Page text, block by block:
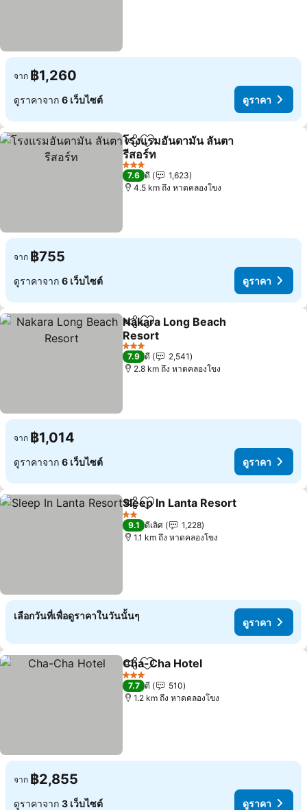
จาก ฿1,260
ดูราคาจาก 6 เว็บไซต์ ดูราคา
แชร์ เพิ่มในรายการโปรด
โรงแรมอันดามัน ลันตา
รีสอร์ท
ดูราคา
3 ดาว
7.6 ดี
1,623
4.5 km ถึง หาดคลองโขง
จาก ฿755
ดูราคาจาก 6 เว็บไซต์ ดูราคา
แชร์ เพิ่มในรายการโปรด
Nakara Long Beach
Resort
ดูราคา
3 ดาว
7.9 ดี
2,541
2.8 km ถึง หาดคลองโขง
จาก ฿1,014
ดูราคาจาก 6 เว็บไซต์ ดูราคา
แชร์ เพิ่มในรายการโปรด
Sleep In Lanta Resort
2 ดาว
9.1 ดีเลิศ
1,228
1.1 km ถึง หาดคลองโขง
เลือกวันที่เพื่อดูราคาในวันนั้นๆ
ดูราคา
แชร์ เพิ่มในรายการโปรด
Cha-Cha Hotel
3 ดาว
7.7 ดี
510
1.2 km ถึง หาดคลองโขง
จาก ฿2,855
ดูราคาจาก 3 เว็บไซต์ ดูราคา